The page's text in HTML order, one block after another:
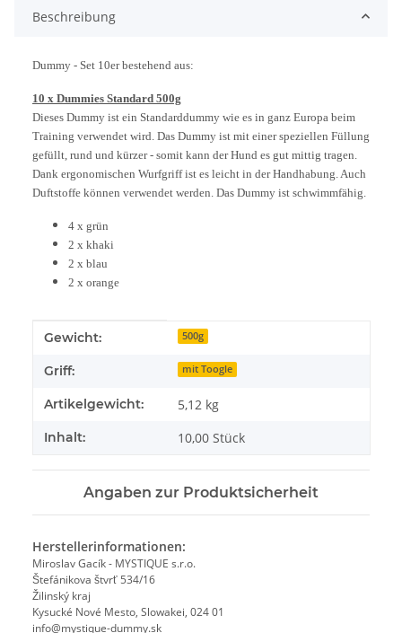
Beschreibung
Dummy - Set 10er bestehend aus:
10 x Dummies Standard 500g
Dieses Dummy ist ein Standarddummy wie es in ganz Europa beim
Training verwendet wird. Das Dummy ist mit einer speziellen Füllung
gefüllt, rund und kürzer - somit kann der Hund es gut mittig tragen.
Dank ergonomischen Wurfgriff ist es leicht in der Handhabung. Auch
Duftstoffe können verwendet werden. Das Dummy ist schwimmfähig.
4 x grün
2 x khaki
2 x blau
2 x orange
Produkteigenschaft
Wert
Gewicht: 500g
Griff: mit Toogle
Artikelgewicht: 5,12 kg
Inhalt: 10,00 Stück
Angaben zur Produktsicherheit
Herstellerinformationen:
Miroslav Gacík - MYSTIQUE s.r.o.
Štefánikova štvrť 534/16
Žilinský kraj
Kysucké Nové Mesto, Slowakei, 024 01
info@mystique-dummy.sk